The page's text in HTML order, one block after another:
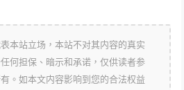
本站立场，本站不对其内容的真实
何担保、暗示和承诺，仅供读者参
。如本文内容影响到您的合法权益